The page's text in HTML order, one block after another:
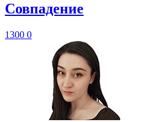
​Совпадение
1300 0